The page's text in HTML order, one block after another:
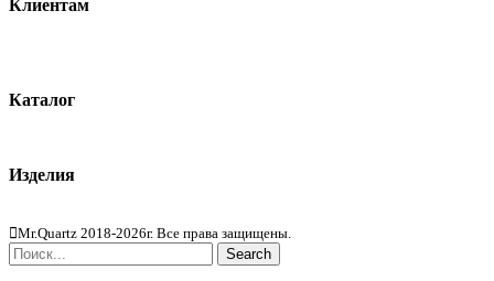
Клиентам
Каталог
Изделия
Mr.Quartz 2018-2026г. Все права защищены.
Search